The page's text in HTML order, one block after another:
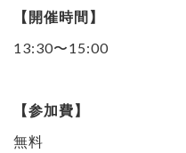
【開催時間】
13:30〜15:00
【参加費】
無料